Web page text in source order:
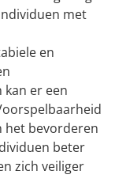
met
en
er een
het bevorderen
beter
zich veiliger